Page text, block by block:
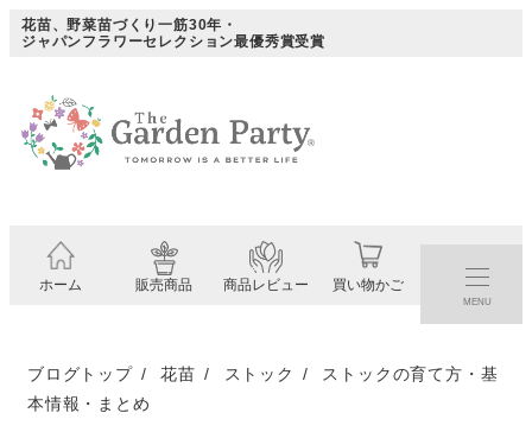
メ花苗、野菜苗づくり一筋30年・
ジャパンフラワーセレクション最優秀賞受賞
ホーム 販売商品 商品レビュー 買い物かご
MENU
ブログトップ 花苗 ストック
ストックの育て方・基
本情報・まとめ